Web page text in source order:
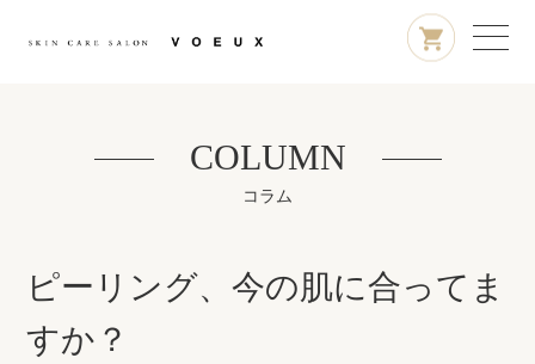
COLUMN
コラム
ピーリング、今の肌に合ってま
すか？